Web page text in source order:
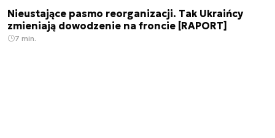
Nieustające pasmo reorganizacji. Tak Ukraińcy
zmieniają dowodzenie na froncie [RAPORT]
7 min.